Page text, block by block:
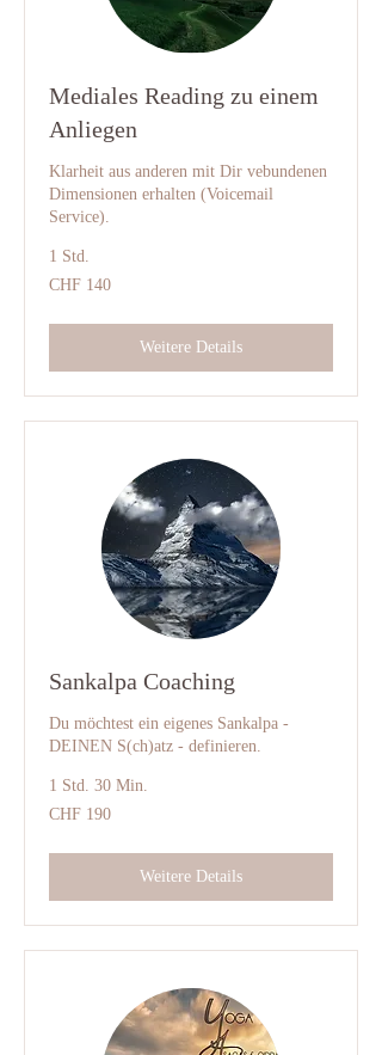
Mediales Reading zu einem
Anliegen
Klarheit aus anderen mit Dir vebundenen
Dimensionen erhalten (Voicemail
Service).
1 Std.
140
Schweizer
CHF 140
Weitere Details
Sankalpa Coaching
Du möchtest ein eigenes Sankalpa -
DEINEN S(ch)atz - definieren.
1 Std. 30 Min.
190
Schweizer
CHF 190
Weitere Details